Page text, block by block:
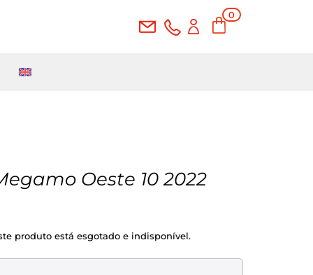
0
Oeste 10 2022
produto está esgotado e indisponível.